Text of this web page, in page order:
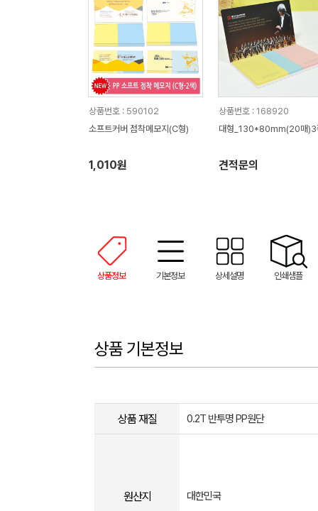
상품번호 : 590102
소프트커버 점착메모지(C형)
1,010원
상품번호 : 168920
대형_130*80mm(20매)3
견적문의
상품정보 기본정보 상세설명 인쇄샘플
상품 기본정보
상품 재질 0.2T 반투명 PP원단
원산지 대한민국